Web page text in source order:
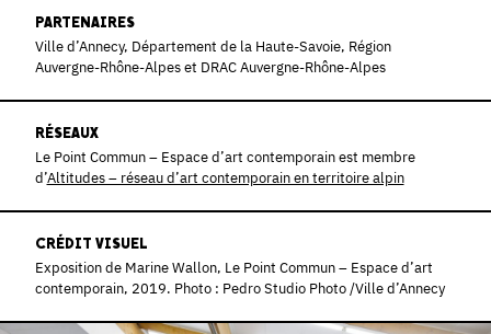
PARTENAIRES
Ville d’Annecy, Département de la Haute-Savoie, Région
Auvergne-Rhône-Alpes et DRAC Auvergne-Rhône-Alpes
RÉSEAUX
Le Point Commun – Espace d’art contemporain est membre
d’Altitudes – réseau d’art contemporain en territoire alpin
CRÉDIT VISUEL
Exposition de Marine Wallon, Le Point Commun – Espace d’art
contemporain, 2019. Photo : Pedro Studio Photo /Ville d’Annecy